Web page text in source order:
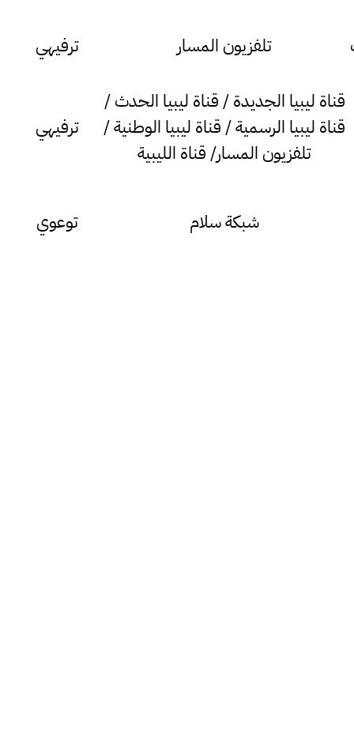
تلفزيون المسار ترفيهي
قناة ليبيا الجديدة / قناة ليبيا الحدث /
قناة ليبيا الرسمية / قناة ليبيا الوطنية /
تلفزيون المسار/ قناة الليبية
ترفيهي
شبكة سلام توعوي